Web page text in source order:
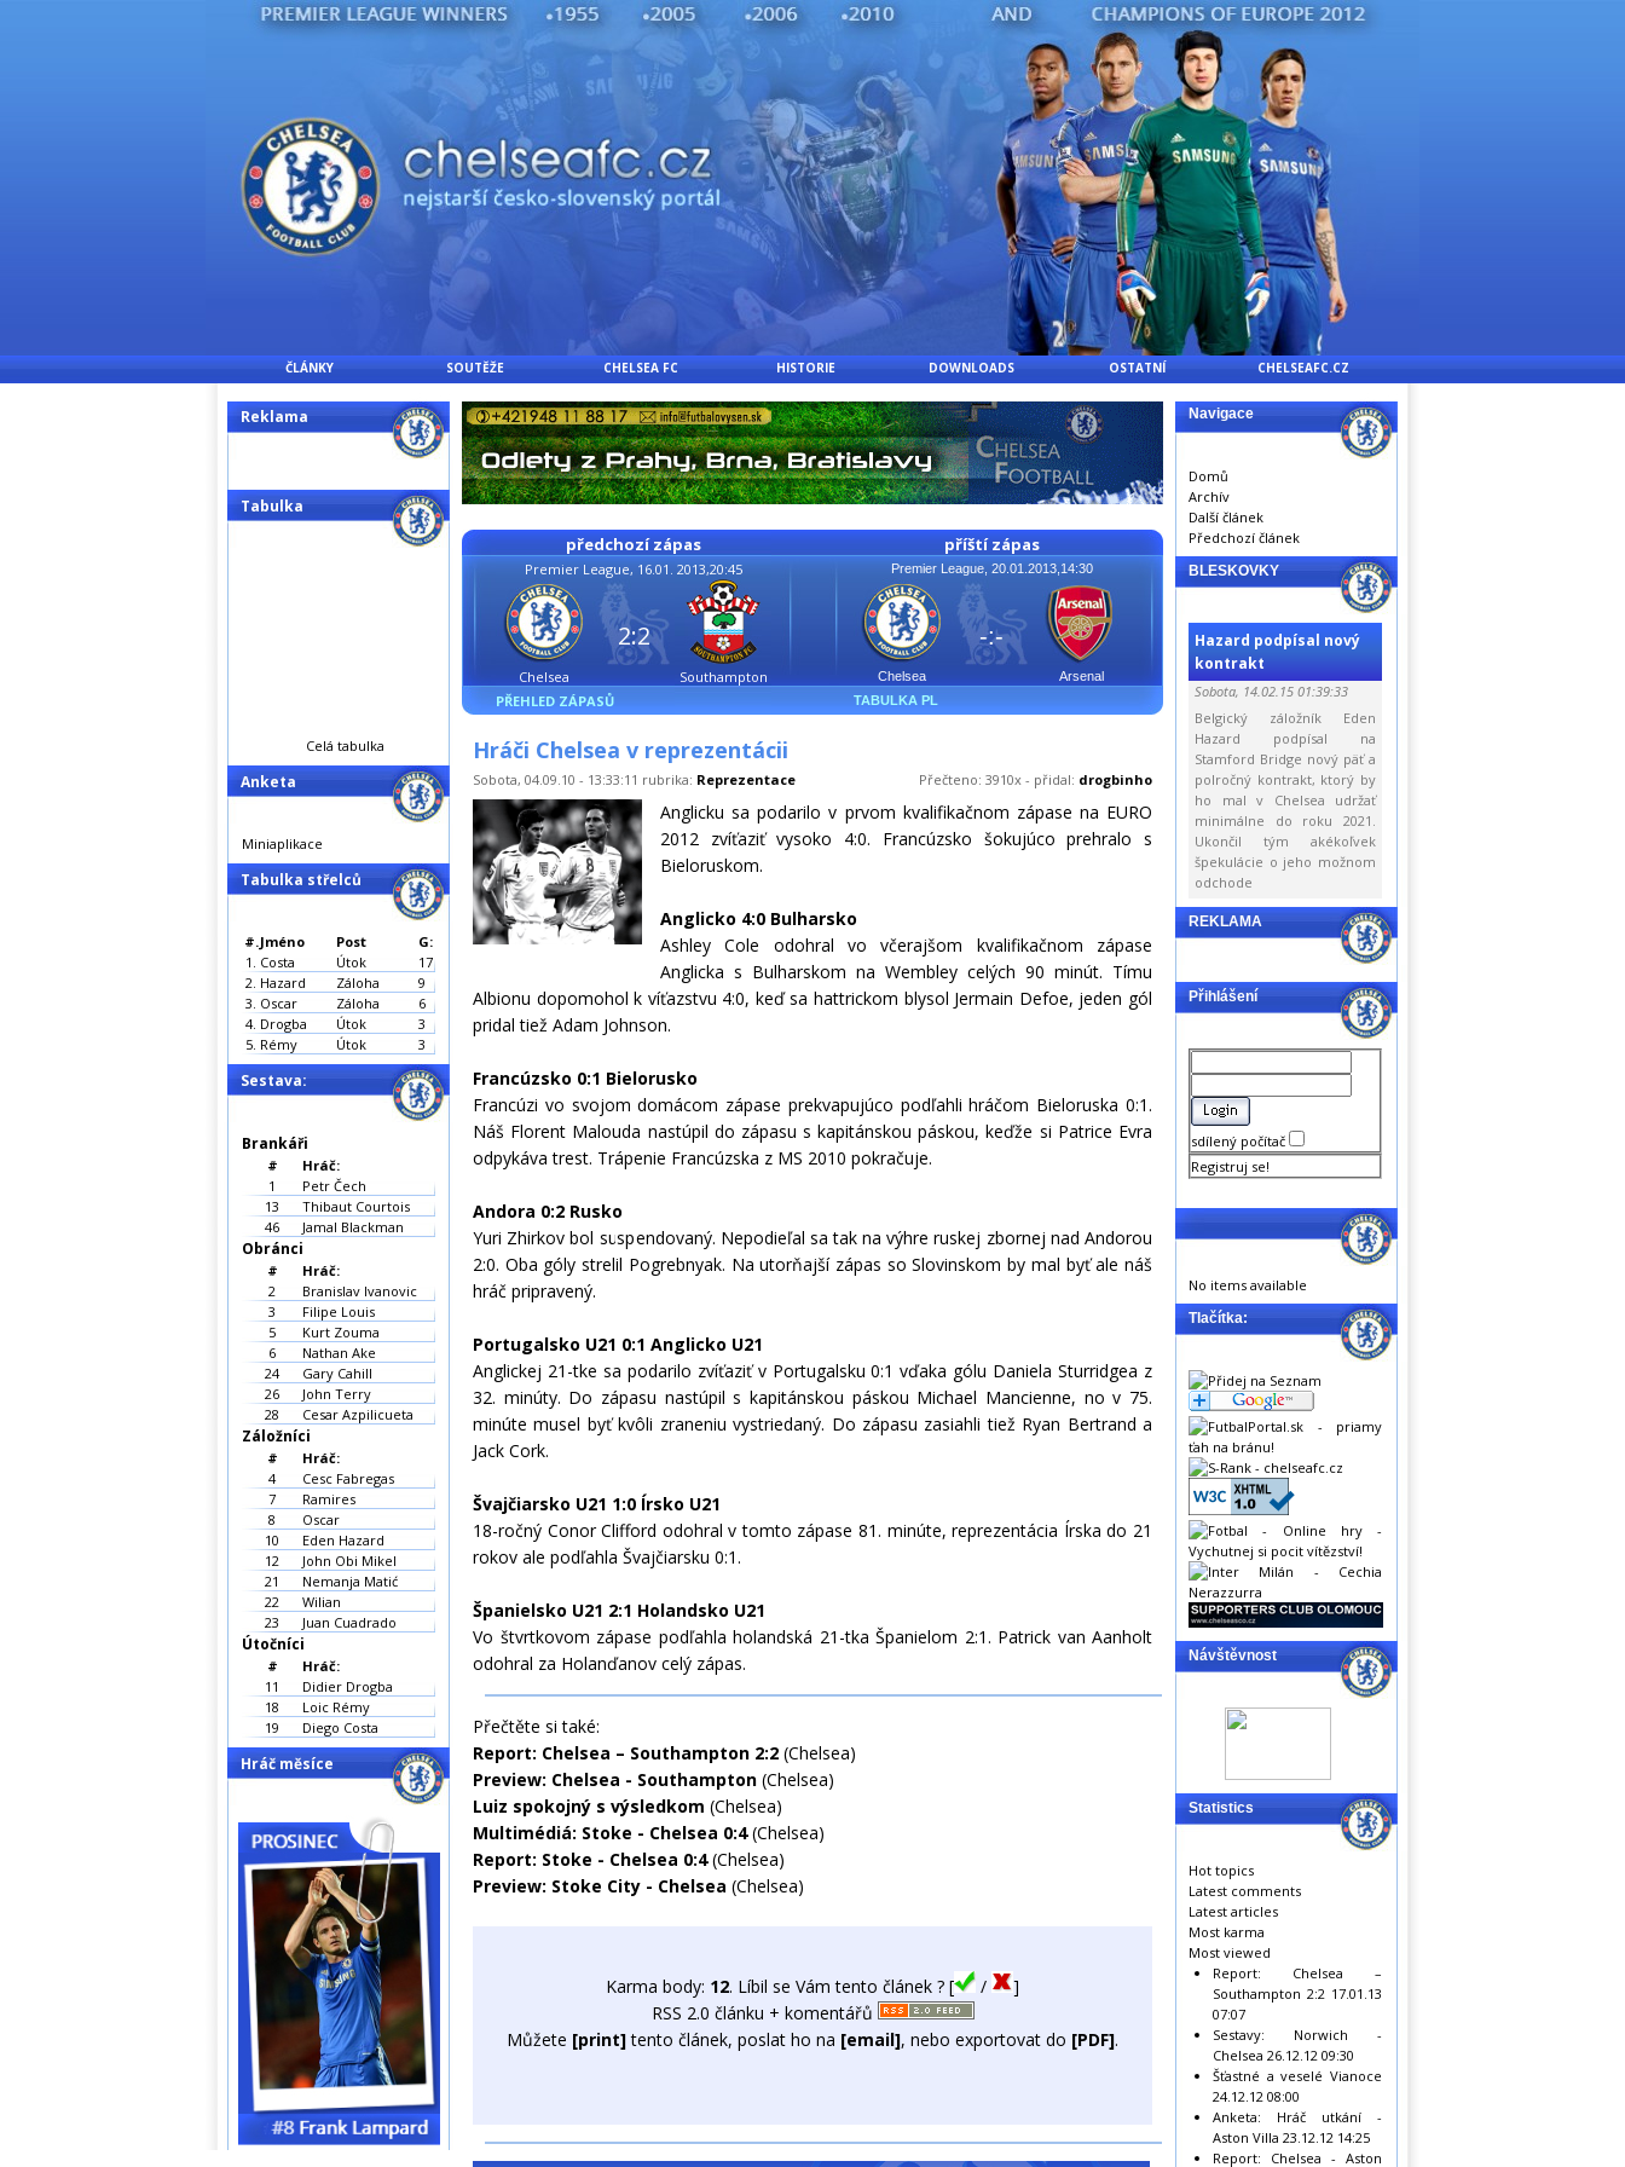
ČLÁNKY SOUTĚŽE CHELSEA FC HISTORIE DOWNLOADS OSTATNÍ CHELSEAFC.CZ
předchozí zápas
Premier League, 16.01. 2013,20:45
Chelsea Southampton
2:2
PŘEHLED ZÁPASŮ
příští zápas
Premier League, 20.01.2013,14:30
Chelsea Arsenal
-:-
TABULKA PL
Hráči Chelsea v reprezentácii
Sobota, 04.09.10 - 13:33:11 rubrika: Reprezentace Přečteno: 3910x - přidal: drogbinho
Anglicku sa podarilo v prvom kvalifikačnom zápase na EURO
2012 zvíťaziť vysoko 4:0. Francúzsko šokujúco prehralo s
Bieloruskom.
Anglicko 4:0 Bulharsko
Ashley Cole odohral vo včerajšom kvalifikačnom zápase
Anglicka s Bulharskom na Wembley celých 90 minút. Tímu
Albionu dopomohol k víťazstvu 4:0, keď sa hattrickom blysol Jermain Defoe, jeden gól
pridal tiež Adam Johnson.
Francúzsko 0:1 Bielorusko
Francúzi vo svojom domácom zápase prekvapujúco podľahli hráčom Bieloruska 0:1.
Náš Florent Malouda nastúpil do zápasu s kapitánskou páskou, keďže si Patrice Evra
odpykáva trest. Trápenie Francúzska z MS 2010 pokračuje.
Andora 0:2 Rusko
Yuri Zhirkov bol suspendovaný. Nepodieľal sa tak na výhre ruskej zbornej nad Andorou
2:0. Oba góly strelil Pogrebnyak. Na utorňajší zápas so Slovinskom by mal byť ale náš
hráč pripravený.
Portugalsko U21 0:1 Anglicko U21
Anglickej 21-tke sa podarilo zvíťaziť v Portugalsku 0:1 vďaka gólu Daniela Sturridgea z
32. minúty. Do zápasu nastúpil s kapitánskou páskou Michael Mancienne, no v 75.
minúte musel byť kvôli zraneniu vystriedaný. Do zápasu zasiahli tiež Ryan Bertrand a
Jack Cork.
Švajčiarsko U21 1:0 Írsko U21
18-ročný Conor Clifford odohral v tomto zápase 81. minúte, reprezentácia Írska do 21
rokov ale podľahla Švajčiarsku 0:1.
Španielsko U21 2:1 Holandsko U21
Vo štvrtkovom zápase podľahla holandská 21-tka Španielom 2:1. Patrick van Aanholt
odohral za Holanďanov celý zápas.
Přečtěte si také:
Report: Chelsea – Southampton 2:2 (Chelsea)
Preview: Chelsea - Southampton (Chelsea)
Luiz spokojný s výsledkom (Chelsea)
Multimédiá: Stoke - Chelsea 0:4 (Chelsea)
Report: Stoke - Chelsea 0:4 (Chelsea)
Preview: Stoke City - Chelsea (Chelsea)
Karma body: 12. Líbil se Vám tento článek ? [ /
]
RSS 2.0 článku + komentářů
Můžete [print]tento článek, poslat ho na [email], nebo exportovat do [PDF].
Reklama
Tabulka
Celá tabulka
Anketa
Miniaplikace
Tabulka střelců
#.Jméno Post
G:
1. Costa Útok
17
2. Hazard Záloha
9
3. Oscar Záloha
6
4. Drogba Útok
3
5. Rémy Útok 3
Sestava:
Brankáři
#
Hráč:
1
Petr Čech
13
Thibaut Courtois
46
Jamal Blackman
Obránci
#
Hráč:
2
Branislav Ivanovic
3
Filipe Louis
5
Kurt Zouma
6
Nathan Ake
24
Gary Cahill
26
John Terry
28
Cesar Azpilicueta
Záložníci
#
Hráč:
4
Cesc Fabregas
7
Ramires
8
Oscar
10
Eden Hazard
12
John Obi Mikel
21
Nemanja Matić
22
Wilian
23
Juan Cuadrado
Útočníci
#
Hráč:
11
Didier Drogba
18
Loic Rémy
19
Diego Costa
Hráč měsíce
Navigace
Domů
Archív
Další článek
Předchozí článek
BLESKOVKY
Hazard podpísal nový
kontrakt
Sobota, 14.02.15 01:39:33
Belgický záložník Eden
Hazard podpísal na
Stamford Bridge nový päť a
polročný kontrakt, ktorý by
ho mal v Chelsea udržať
minimálne do roku 2021.
Ukončil tým akékoľvek
špekulácie o jeho možnom
odchode
REKLAMA
Přihlášení
sdílený počítač
Registruj se!
No items available
Tlačítka:
Návštěvnost
Statistics
Hot topics
Latest comments
Latest articles
Most karma
Most viewed
Report: Chelsea –
Southampton 2:2 17.01.13
07:07
Sestavy: Norwich -
Chelsea 26.12.12 09:30
Šťastné a veselé Vianoce
24.12.12 08:00
Anketa: Hráč utkání -
Aston Villa 23.12.12 14:25
Report: Chelsea - Aston